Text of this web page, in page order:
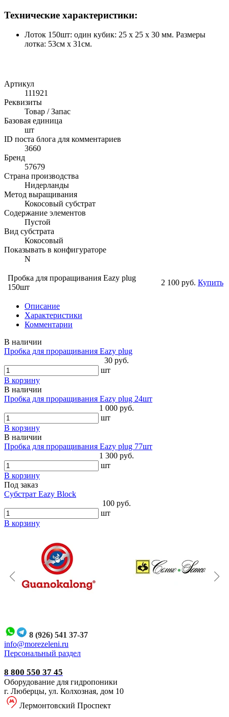
Технические характеристики:
Лоток 150шт: один кубик: 25 х 25 х 30 мм. Размеры
лотка: 53см х 31см.
Артикул
111921
Реквизиты
Товар / Запас
Базовая единица
шт
ID поста блога для комментариев
3660
Бренд
57679
Страна производства
Нидерланды
Метод выращивания
Кокосовый субстрат
Содержание элементов
Пустой
Вид субстрата
Кокосовый
Показывать в конфигураторе
N
Пробка для проращивания Eazy plug
150шт
2 100 руб. Купить
Описание
Характеристики
Комментарии
В наличии
Пробка для проращивания Eazy plug
30 руб.
шт
В корзину
В наличии
Пробка для проращивания Eazy plug 24шт
1 000 руб.
шт
В корзину
В наличии
Пробка для проращивания Eazy plug 77шт
1 300 руб.
шт
В корзину
Под заказ
Субстрат Eazy Block
100 руб.
шт
В корзину
8 (926) 541 37-37
info@morezeleni.ru
Персональный раздел
8 800 550 37 45
Оборудование для гидропоники
г. Люберцы, ул. Колхозная, дом 10
Лермонтовский Проспект